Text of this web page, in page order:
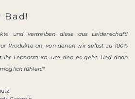
Bad!
und vertreiben diese aus Leidenschaft!
Produkte an, von denen wir selbst zu 100%
Ihr Lebensraum, um den es geht. Und darin
fühlen!"